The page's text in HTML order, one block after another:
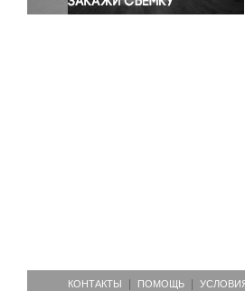
КОНТАКТЫ ПОМОЩЬ